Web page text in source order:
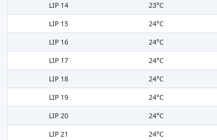
LIP 14
23°C
LIP 15
24°C
LIP 16
24°C
LIP 17
24°C
LIP 18
24°C
LIP 19
24°C
LIP 20
24°C
LIP 21
24°C